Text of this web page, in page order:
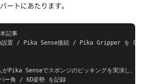
ートにあたります。
記事
置 / Pika Sense接続 / Pika Gripper を G1
Senseでスポンジのピッキングを実演し、
ー角 / 6D姿勢 を記録